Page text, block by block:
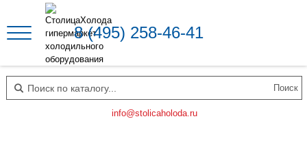
8 (495) 258-46-41
Поиск по каталогу
info@stolicaholoda.ru